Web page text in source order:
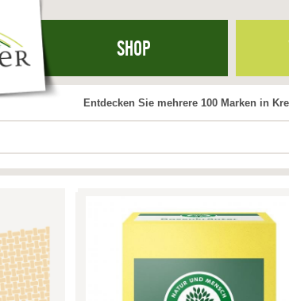
SHOP
Entdecken Sie mehrere 100 Marken in